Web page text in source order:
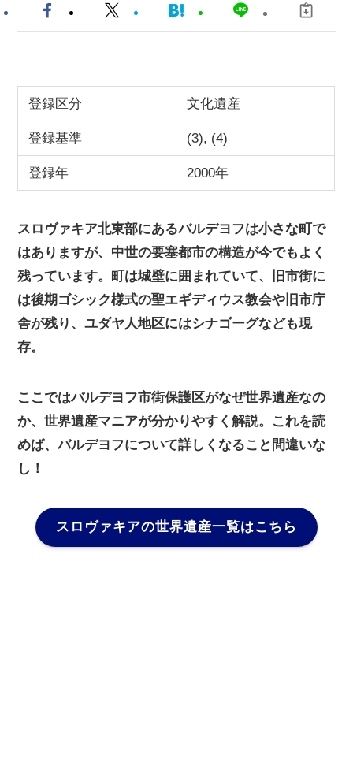
登録区分 文化遺産
登録基準 (3), (4)
登録年 2000年
スロヴァキア北東部にあるバルデヨフは小さな町で
はありますが、中世の要塞都市の構造が今でもよく
残っています。町は城壁に囲まれていて、旧市街に
は後期ゴシック様式の聖エギディウス教会や旧市庁
舎が残り、ユダヤ人地区にはシナゴーグなども現
存。
ここではバルデヨフ市街保護区がなぜ世界遺産なの
か、世界遺産マニアが分かりやすく解説。これを読
めば、バルデヨフについて詳しくなること間違いな
し！
スロヴァキアの世界遺産一覧はこちら